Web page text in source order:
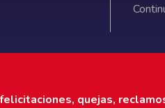
quejas,